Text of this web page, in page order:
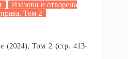
Изазови и отворена
Том 2
(2024), Том 2 (стр. 413-